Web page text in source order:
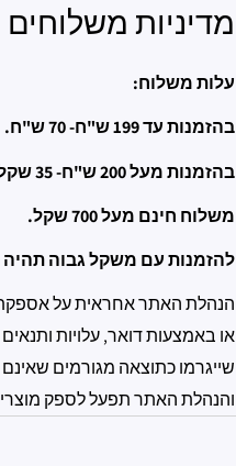
מדיניות משלוחים
עלות משלוח:
בהזמנות עד 199 ש"ח- 70 ש"ח.
בהזמנות מעל 200 ש"ח- 35 שקלים.
משלוח חינם מעל 700 שקל.
להזמנות עם משקל גבוה תהיה
הנהלת האתר אחראית על אספקת
או באמצעות דואר, עלויות
שייגרמו כתוצאה מגורמים
והנהלת האתר תפעל לספק מוצרים